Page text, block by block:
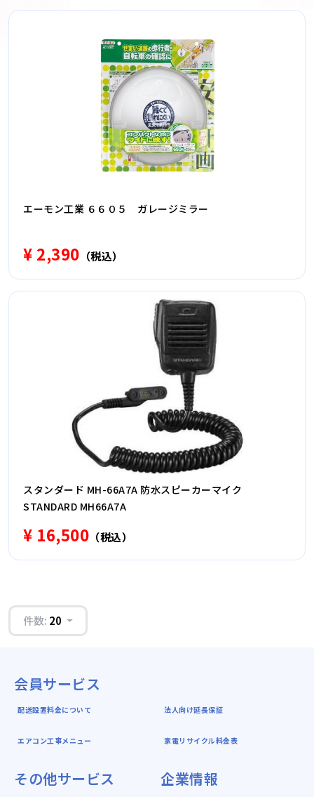
エーモン工業 ６６０５ ガレージミラー
¥ 2,390 （税込）
スタンダード MH-66A7A 防水スピーカーマイク
STANDARD MH66A7A
¥ 16,500 （税込）
件数: 20
会員サービス
配送設置料金について
エアコン工事メニュー
法人向け延長保証
家電リサイクル料金表
その他サービス 企業情報